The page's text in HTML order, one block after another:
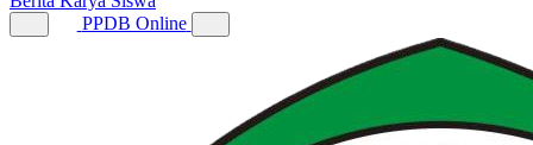
PPDB Online